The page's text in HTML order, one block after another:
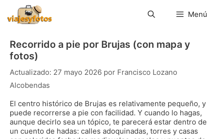
contenido
Menú
Recorrido a pie por Brujas (con mapa y
fotos)
27 mayo 2026 por Francisco Lozano
Alcobendas
El centro histórico de Brujas es relativamente pequeño, y
puede recorrerse a pie con facilidad. Y cuando lo hagas,
aunque decirlo sea un tópico, te parecerá estar dentro de
un cuento de hadas: calles adoquinadas, torres y casas